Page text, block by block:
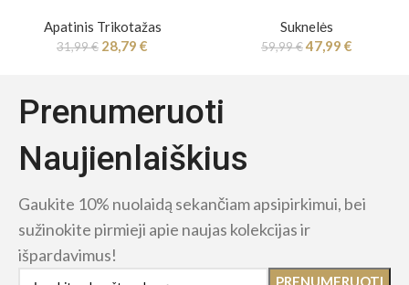
Apatinis Trikotažas
31,99€ 28,79 €
Suknelės
59,99€47,99 €
Prenumeruoti
Naujienlaiškius
Gaukite 10% nuolaidą sekančiam apsipirkimui, bei
sužinokite pirmieji apie naujas kolekcijas ir
išpardavimus!